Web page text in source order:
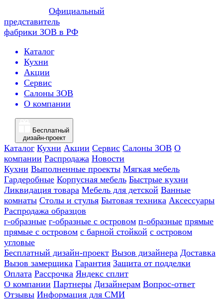
Официальный
представитель
фабрики ЗОВ в РФ
Каталог
Кухни
Акции
Сервис
Салоны ЗОВ
О компании
Бесплатный
дизайн-проект
Каталог Кухни Акции Сервис Салоны ЗОВ О
компании Распродажа Новости
Кухни Выполненные проекты Мягкая мебель
Гардеробные Корпусная мебель Быстрые кухни
Ликвидация товара Мебель для детской Ванные
комнаты Столы и стулья Бытовая техника Аксессуары
Распродажа образцов
г-образные г-образные с островом п-образные прямые
прямые с островом с барной стойкой с островом
угловые
Бесплатный дизайн-проект Вызов дизайнера Доставка
Вызов замерщика Гарантия Защита от подделки
Оплата Рассрочка Яндекс сплит
О компании Партнеры Дизайнерам Вопрос-ответ
Отзывы Информация для СМИ